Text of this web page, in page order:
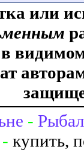
или
-
- купить,